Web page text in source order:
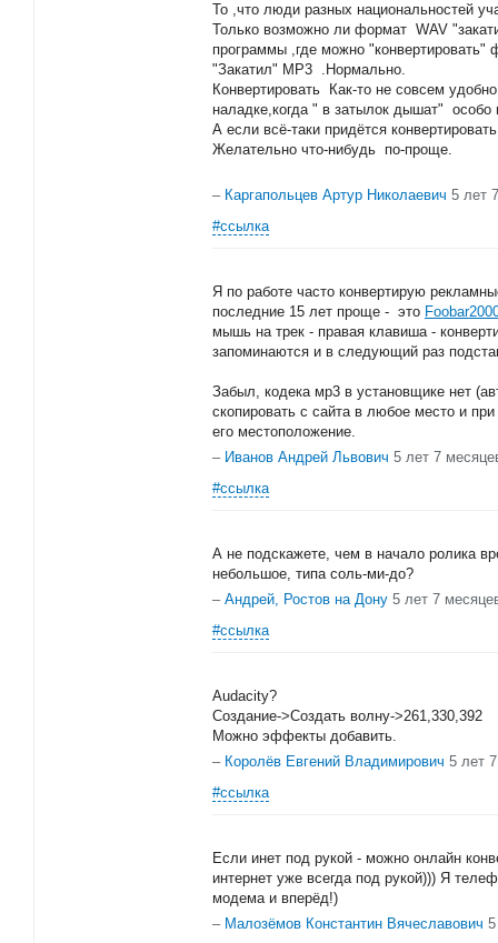
То ,что люди разных национальностей
Только возможно ли формат WAV
программы ,где можно
"Закатил" MP3 .Нормально.
Конвертировать Как-то не совсем
наладке,когда " в затылок дышат" особо
А если всё-таки придётся
Желательно что-нибудь по-проще.
– Каргапольцев Артур Николаевич 5 лет
#ссылка
Я по работе часто конвертирую
последние 15 лет проще - это
мышь на трек - правая клавиша -
запоминаются и в следующий раз
Забыл, кодека мр3 в установщике нет
скопировать с сайта в любое место и
его местоположение.
– Иванов Андрей Львович 5 лет 7
#ссылка
А не подскажете, чем в начало ролика
небольшое, типа соль-ми-до?
– Андрей, Ростов на Дону 5 лет 7
#ссылка
Audacity?
Создание->Создать волну->261,330,392
Можно эффекты добавить.
– Королёв Евгений Владимирович 5 лет
#ссылка
Если инет под рукой - можно онлайн
интернет уже всегда под рукой))) Я
модема и вперёд!)
– Малозёмов Константин Вячеславович